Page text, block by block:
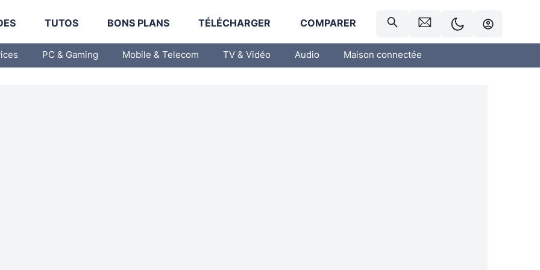
TUTOS BONS PLANS TÉLÉCHARGER COMPARER
PC & Gaming Mobile & Telecom TV & Vidéo Audio Maison connectée